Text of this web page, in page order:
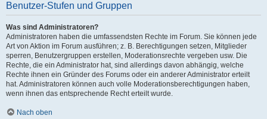
Benutzer-Stufen und Gruppen
Was sind Administratoren?
Administratoren haben die umfassendsten Rechte im Forum. Sie können jede
Art von Aktion im Forum ausführen; z. B. Berechtigungen setzen, Mitglieder
sperren, Benutzergruppen erstellen, Moderationsrechte vergeben usw. Die
Rechte, die ein Administrator hat, sind allerdings davon abhängig, welche
Rechte ihnen ein Gründer des Forums oder ein anderer Administrator erteilt
hat. Administratoren können auch volle Moderationsberechtigungen haben,
wenn ihnen das entsprechende Recht erteilt wurde.
Nach oben